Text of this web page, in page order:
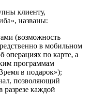
клиенту,
названы:
(возможность
в мобильном
по карте, а
программам
в подарок»);
позволяющий
разрезе каждой